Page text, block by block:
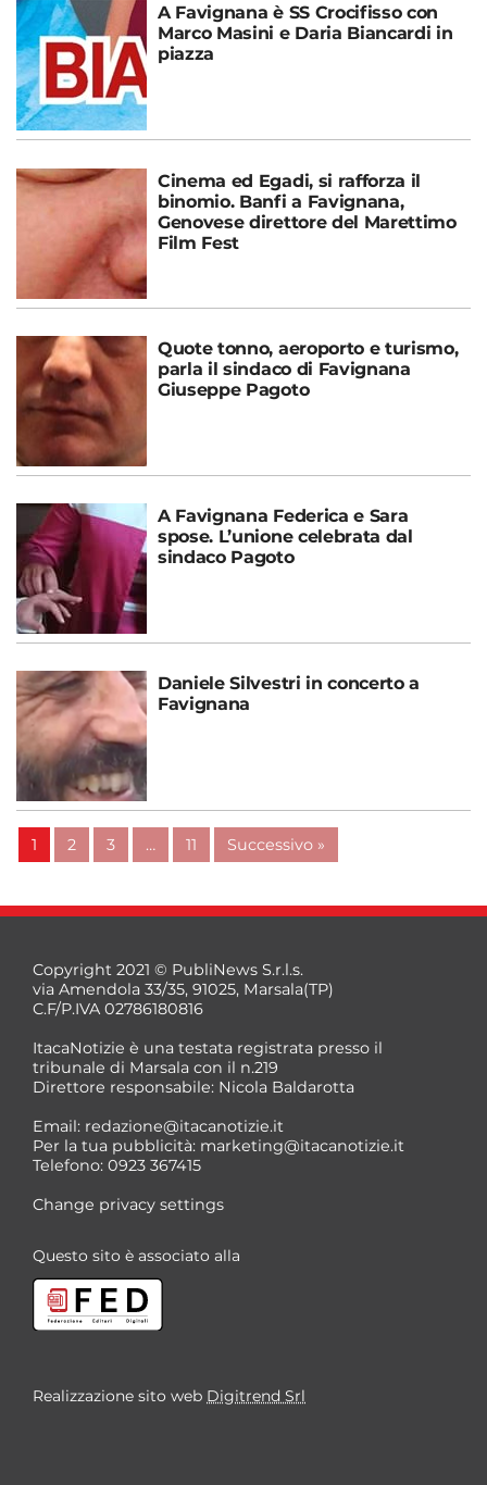
A Favignana è SS Crocifisso con
Marco Masini e Daria Biancardi in
piazza
Cinema ed Egadi, si rafforza il
binomio. Banfi a Favignana,
Genovese direttore del Marettimo
Film Fest
Quote tonno, aeroporto e turismo,
parla il sindaco di Favignana
Giuseppe Pagoto
A Favignana Federica e Sara
spose. L’unione celebrata dal
sindaco Pagoto
Daniele Silvestri in concerto a
Favignana
1 2 3 … 11 Successivo »
Copyright 2021 © PubliNews S.r.l.s.
via Amendola 33/35, 91025, Marsala(TP)
C.F/P.IVA 02786180816
ItacaNotizie è una testata registrata presso il
tribunale di Marsala con il n.219
Direttore responsabile: Nicola Baldarotta
Email: redazione@itacanotizie.it
Per la tua pubblicità: marketing@itacanotizie.it
Telefono: 0923 367415
Change privacy settings
Questo sito è associato alla
Realizzazione sito web Digitrend Srl